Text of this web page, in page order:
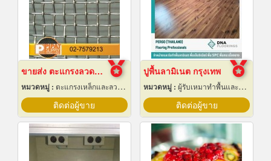
ขายส่ง ตะแกรงลวดสานสแตนเลส
หมวดหมู่ : ตะแกรงเหล็กและลวดตาข่าย
ติดต่อผู้ขาย
ปูพื้นลามิเนต กรุงเทพ
หมวดหมู่ : ผู้รับเหมาทำพื้นและทางเดิน
ติดต่อผู้ขาย